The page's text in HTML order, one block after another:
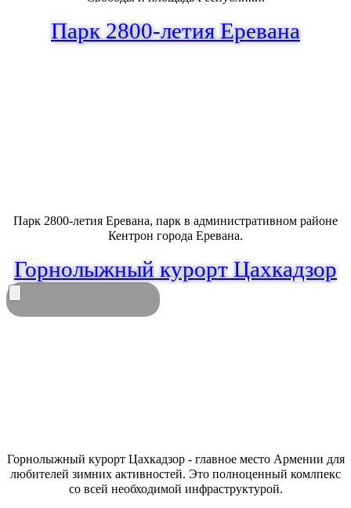
Парк 2800-летия Еревана
Парк 2800-летия Еревана, парк в административном районе
Кентрон города Еревана.
Горнолыжный курорт Цахкадзор
Горнолыжный курорт Цахкадзор - главное место Армении для
любителей зимних активностей. Это полноценный комлпекс
со всей необходимой инфраструктурой.